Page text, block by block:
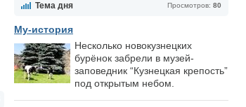
Просмотров: 80
Тема дня
Му-история
Несколько новокузнецких
бурёнок забрели в музей-
заповедник “Кузнецкая крепость”
под открытым небом.